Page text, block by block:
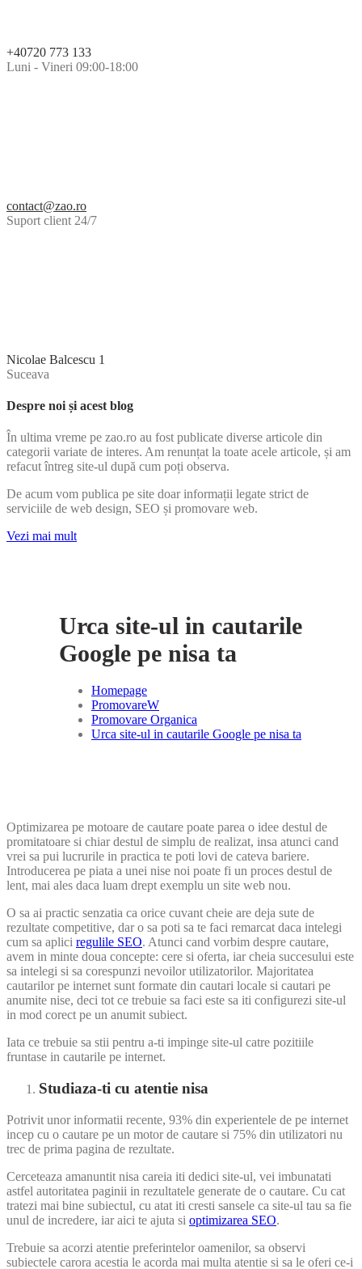
+40720 773 133
Luni - Vineri 09:00-18:00
contact@zao.ro
Suport client 24/7
Nicolae Balcescu 1
Suceava
Despre noi și acest blog
În ultima vreme pe zao.ro au fost publicate diverse articole din
categorii variate de interes. Am renunțat la toate acele articole, și am
refacut întreg site-ul după cum poți observa.
De acum vom publica pe site doar informații legate strict de
serviciile de web design, SEO și promovare web.
Vezi mai mult
Urca site-ul in cautarile
Google pe nisa ta
Homepage
PromovareW
Promovare Organica
Urca site-ul in cautarile Google pe nisa ta
Optimizarea pe motoare de cautare poate parea o idee destul de
promitatoare si chiar destul de simplu de realizat, insa atunci cand
vrei sa pui lucrurile in practica te poti lovi de cateva bariere.
Introducerea pe piata a unei nise noi poate fi un proces destul de
lent, mai ales daca luam drept exemplu un site web nou.
O sa ai practic senzatia ca orice cuvant cheie are deja sute de
rezultate competitive, dar o sa poti sa te faci remarcat daca intelegi
cum sa aplici regulile SEO. Atunci cand vorbim despre cautare,
avem in minte doua concepte: cere si oferta, iar cheia succesului este
sa intelegi si sa corespunzi nevoilor utilizatorilor. Majoritatea
cautarilor pe internet sunt formate din cautari locale si cautari pe
anumite nise, deci tot ce trebuie sa faci este sa iti configurezi site-ul
in mod corect pe un anumit subiect.
Iata ce trebuie sa stii pentru a-ti impinge site-ul catre pozitiile
fruntase in cautarile pe internet.
Studiaza-ti cu atentie nisa
Potrivit unor informatii recente, 93% din experientele de pe internet
incep cu o cautare pe un motor de cautare si 75% din utilizatori nu
trec de prima pagina de rezultate.
Cerceteaza amanuntit nisa careia iti dedici site-ul, vei imbunatati
astfel autoritatea paginii in rezultatele generate de o cautare. Cu cat
tratezi mai bine subiectul, cu atat iti cresti sansele ca site-ul tau sa fie
unul de incredere, iar aici te ajuta si optimizarea SEO.
Trebuie sa acorzi atentie preferintelor oamenilor, sa observi
subiectele carora acestia le acorda mai multa atentie si sa le oferi ce-i